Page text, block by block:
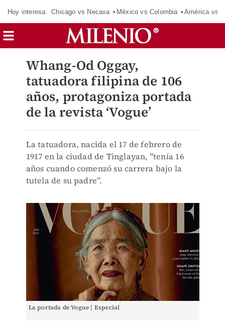
Hoy interesa: Chicago vs Necaxa México vs Colombia América vs
Whang-Od Oggay,
tatuadora filipina de 106
años, protagoniza portada
de la revista ‘Vogue’
La tatuadora, nacida el 17 de febrero de
1917 en la ciudad de Tinglayan, "tenía 16
años cuando comenzó su carrera bajo la
tutela de su padre”.
La portada de Vogue | Especial